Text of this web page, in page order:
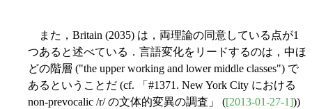
また，Britain (2035) は，両理論の同意している点が1
つあると述べている．言語変化をリードするのは，中ほ
どの階層 ("the upper working and lower middle classes") で
あるということだ (cf. 「#1371. New York City における
non-prevocalic /r/ の文体的変異の調査」 ([2013-01-27-1]))